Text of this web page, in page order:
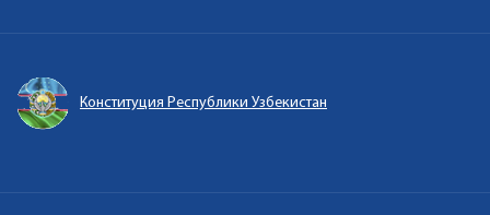
Конституция Республики Узбекистан